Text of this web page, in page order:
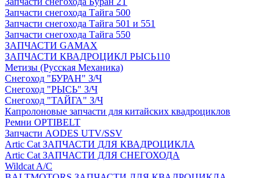
Запчасти снегохода Тайга 500
Запчасти снегохода Тайга 501 и 551
Запчасти снегохода Тайга 550
ЗАПЧАСТИ GAMAX
ЗАПЧАСТИ КВАДРОЦИКЛ РЫСЬ110
Метизы (Русская Механика)
Снегоход "БУРАН" З/Ч
Снегоход "РЫСЬ" З/Ч
Снегоход "ТАЙГА" З/Ч
Капролоновые запчасти для китайских квадроциклов
Ремни OPTIBELT
Запчасти AODES UTV/SSV
Artic Cat ЗАПЧАСТИ ДЛЯ КВАДРОЦИКЛА
Artic Cat ЗАПЧАСТИ ДЛЯ СНЕГОХОДА
Wildcat A/C